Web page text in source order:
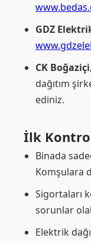
GDZ
CK
dağıtım
ediniz.
İlk
Binada
Komşulara
Sigortaları
sorunlar
Elektrik